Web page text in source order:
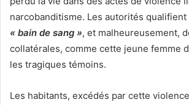
narcobanditisme. Les autorités
« bain de sang », et malheureusement,
collatérales, comme cette jeune femme
les tragiques témoins.
Les habitants, excédés par cette